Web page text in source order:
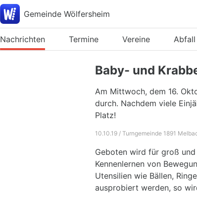
Gemeinde Wölfersheim
Nachrichten Termine Vereine Abfall
Baby- und
Am Mittwoch, dem 16.
durch. Nachdem viele
Platz!
10.10.19 / Turngemeinde 1891
Geboten wird für groß und
Kennenlernen von
Utensilien wie Bällen,
ausprobiert werden, so